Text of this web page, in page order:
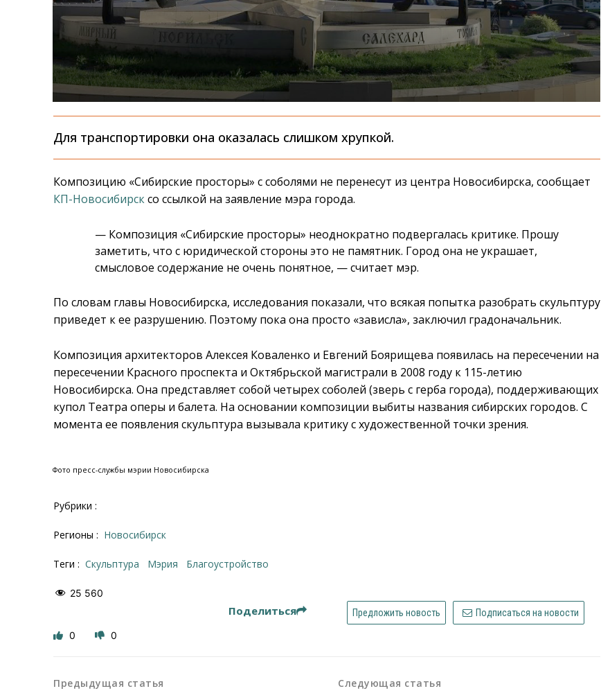
Для транспортировки она оказалась слишком хрупкой.
Композицию «Сибирские просторы» с соболями не перенесут из центра Новосибирска, сообщает
КП-Новосибирсксо ссылкой на заявление мэра города.
— Композиция «Сибирские просторы» неоднократно подвергалась критике. Прошу
заметить, что с юридической стороны это не памятник. Город она не украшает,
смысловое содержание не очень понятное, — считает мэр.
По словам главы Новосибирска, исследования показали, что всякая попытка разобрать скульптуру
приведет к ее разрушению. Поэтому пока она просто «зависла», заключил градоначальник.
Композиция архитекторов Алексея Коваленко и Евгений Боярищева появилась на пересечении на
пересечении Красного проспекта и Октябрьской магистрали в 2008 году к 115-летию
Новосибирска. Она представляет собой четырех соболей (зверь с герба города), поддерживающих
купол Театра оперы и балета. На основании композиции выбиты названия сибирских городов. С
момента ее появления скульптура вызывала критику с художественной точки зрения.
Фото пресс-службы мэрии Новосибирска
Рубрики :
Регионы : Новосибирск
Теги : скульптура Мэрия благоустройство
25 560
Поделиться Предложить новость Подписаться на новости
0 0
Предыдущая статья Следующая статья